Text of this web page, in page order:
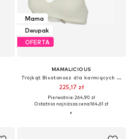
Mama
Dwupak
OFERTA
MAMALICIOUS
Trójkąt Biustonosz dla karmiących 'MLLeyla Feed Me'
225,17 zł
Pierwotnie: 264,90 zł
Ostatnia najniższa cena:164,61 zł